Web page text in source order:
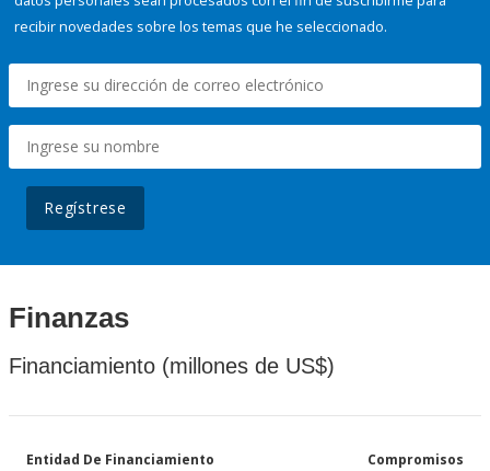
recibir novedades sobre los temas que he seleccionado.
Regístrese
Finanzas
Financiamiento (millones de US$)
Entidad De Financiamiento Compromisos